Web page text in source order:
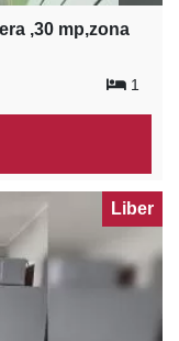
,30 mp,zona
1
Liber